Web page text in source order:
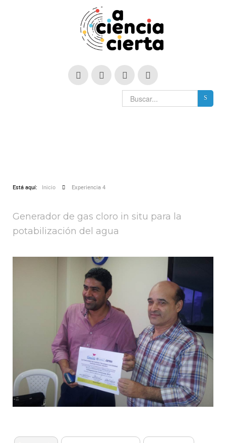
Está aquí: Inicio Experiencia 4
Generador de gas cloro in situ para la
potabilización del agua